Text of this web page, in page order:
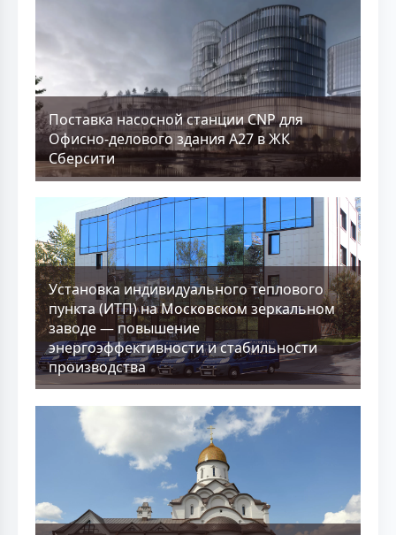
Поставка насосной станции CNP для
Офисно-делового здания А27 в ЖК
Сберсити
Установка индивидуального теплового
пункта (ИТП) на Московском зеркальном
заводе — повышение
энергоэффективности и стабильности
производства